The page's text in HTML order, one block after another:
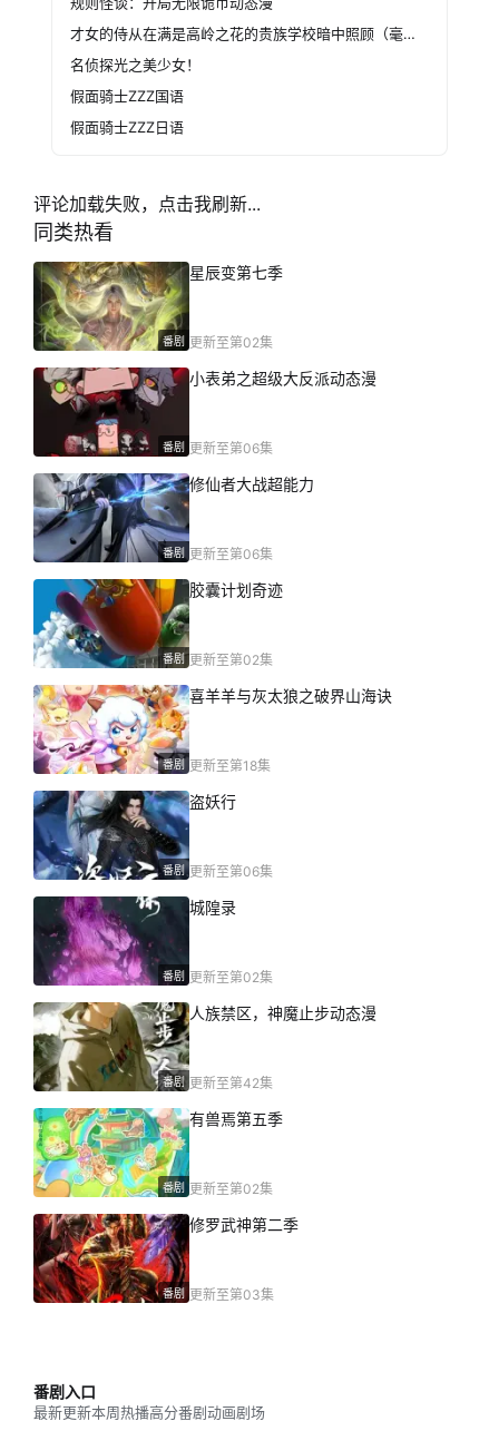
才女的侍从在满是高岭之花的贵族学校暗中照顾（毫无生活自理能力的）学院第一大小姐
名侦探光之美少女！
假面骑士ZZZ国语
假面骑士ZZZ日语
评论加载失败，点击我刷新...
同类热看
番剧
星辰变第七季
更新至第02集
番剧
小表弟之超级大反派动态漫
更新至第06集
番剧
修仙者大战超能力
更新至第06集
番剧
胶囊计划奇迹
更新至第02集
番剧
喜羊羊与灰太狼之破界山海诀
更新至第18集
番剧
盗妖行
更新至第06集
番剧
城隍录
更新至第02集
番剧
人族禁区，神魔止步动态漫
更新至第42集
番剧
有兽焉第五季
更新至第02集
番剧
修罗武神第二季
更新至第03集
番剧入口
最新更新本周热播高分番剧动画剧场